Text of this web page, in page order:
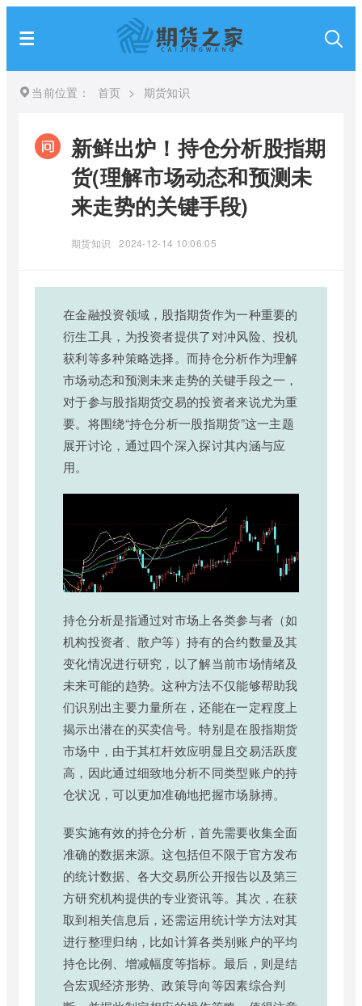
当前位置： 首页 > 期货知识
新鲜出炉！持仓分析股指期
货(理解市场动态和预测未
来走势的关键手段)
期货知识 2024-12-14 10:06:05
在金融投资领域，股指期货作为一种重要的
衍生工具，为投资者提供了对冲风险、投机
获利等多种策略选择。而持仓分析作为理解
市场动态和预测未来走势的关键手段之一，
对于参与股指期货交易的投资者来说尤为重
要。将围绕“持仓分析一股指期货”这一主题
展开讨论，通过四个深入探讨其内涵与应
用。
持仓分析是指通过对市场上各类参与者（如
机构投资者、散户等）持有的合约数量及其
变化情况进行研究，以了解当前市场情绪及
未来可能的趋势。这种方法不仅能够帮助我
们识别出主要力量所在，还能在一定程度上
揭示出潜在的买卖信号。特别是在股指期货
市场中，由于其杠杆效应明显且交易活跃度
高，因此通过细致地分析不同类型账户的持
仓状况，可以更加准确地把握市场脉搏。
要实施有效的持仓分析，首先需要收集全面
准确的数据来源。这包括但不限于官方发布
的统计数据、各大交易所公开报告以及第三
方研究机构提供的专业资讯等。其次，在获
取到相关信息后，还需运用统计学方法对其
进行整理归纳，比如计算各类别账户的平均
持仓比例、增减幅度等指标。最后，则是结
合宏观经济形势、政策导向等因素综合判